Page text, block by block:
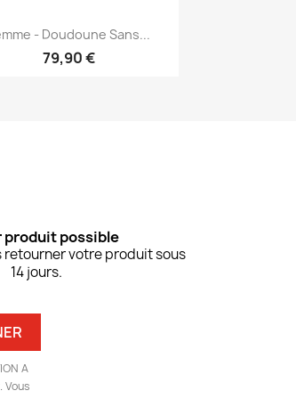
Aperçu rapide
- Doudoune Sans...
79,90 €
produit possible
retourner votre produit sous
14 jours.
A
Vous